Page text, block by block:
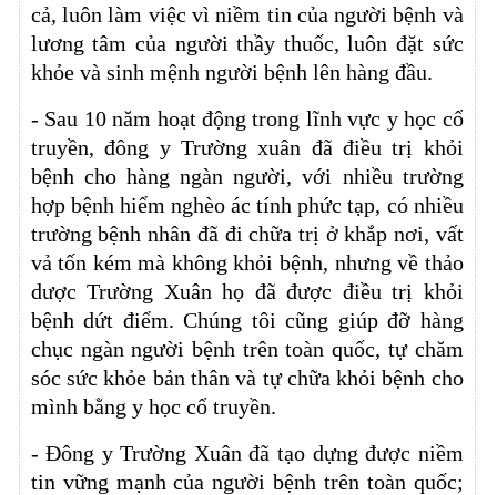
cả, luôn làm việc vì niềm tin của người bệnh và
lương tâm của người thầy thuốc, luôn đặt sức
khỏe và sinh mệnh người bệnh lên hàng đầu.
- Sau 10 năm hoạt động trong lĩnh vực y học cổ
truyền, đông y Trường xuân đã điều trị khỏi
bệnh cho hàng ngàn người, với nhiều trường
hợp bệnh hiểm nghèo ác tính phức tạp, có nhiều
trường bệnh nhân đã đi chữa trị ở khắp nơi, vất
vả tốn kém mà không khỏi bệnh, nhưng về thảo
dược Trường Xuân họ đã được điều trị khỏi
bệnh dứt điểm. Chúng tôi cũng giúp đỡ hàng
chục ngàn người bệnh trên toàn quốc, tự chăm
sóc sức khỏe bản thân và tự chữa khỏi bệnh cho
mình bằng y học cổ truyền.
- Đông y Trường Xuân đã tạo dựng được niềm
tin vững mạnh của người bệnh trên toàn quốc;